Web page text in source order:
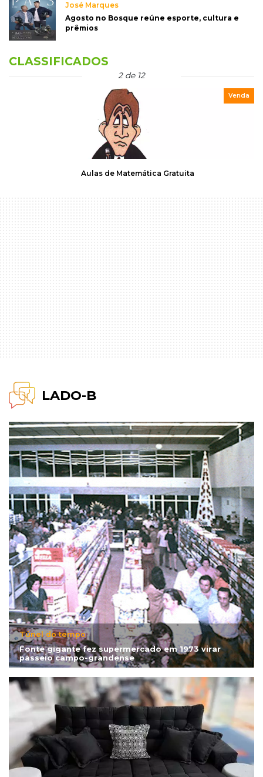
José Marques
Agosto no Bosque reúne esporte, cultura e
prêmios
CLASSIFICADOS
2 de 12
Venda
Aulas de Matemática Gratuita
LADO-B
Túnel do tempo
Fonte gigante fez supermercado em 1973 virar
passeio campo-grandense